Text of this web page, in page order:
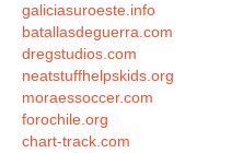
galiciasuroeste.info
batallasdeguerra.com
dregstudios.com
neatstuffhelpskids.org
moraessoccer.com
forochile.org
chart-track.com